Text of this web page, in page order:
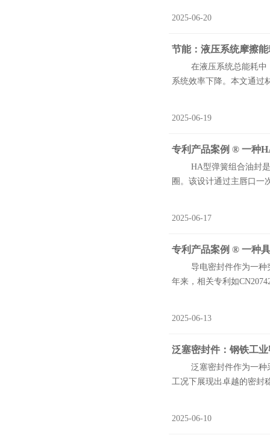
2025-06-20
节能‌：液压系统摩擦
在液压系统总能耗中，
系统效率下降。本文通过
2025-06-19
专利产品案例 ® 一种
HA型弹簧组合油封是
圈。该设计通过主唇口一
2025-06-17
专利产品案例 ® 一种
导电密封件作为一种突
年来，相关专利如
2025-06-13
泛塞密封件：钢铁工
泛塞密封件作为一种采
工况下展现出卓越的密封
2025-06-10